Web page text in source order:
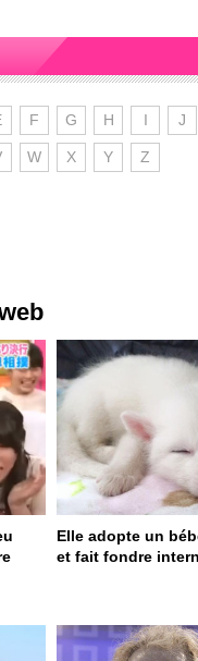
F G H I J
W X Y Z
Elle adopte un
et fait fondre